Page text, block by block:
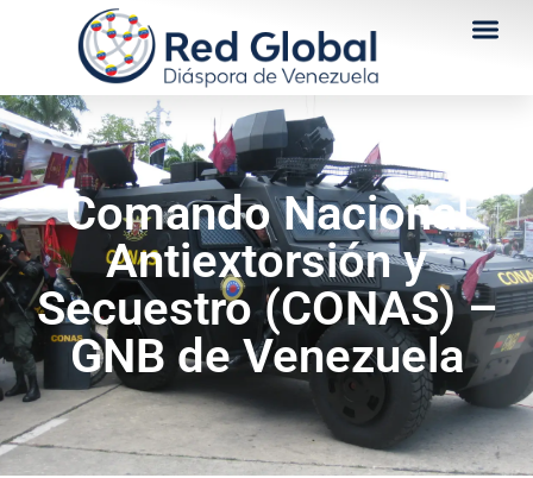
Comando Nacional
Antiextorsión y
Secuestro (CONAS) –
GNB de Venezuela